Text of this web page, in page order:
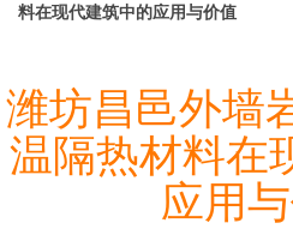
料在现代建筑中的应用与价值
潍坊昌邑外墙
温隔热材料在
应用